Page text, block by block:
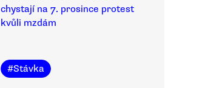
chystají na 7. prosince protest
kvůli mzdám
#Stávka